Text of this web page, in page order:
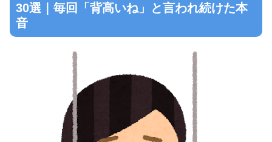
30選｜毎回「背高いね」と言われ続けた本
音